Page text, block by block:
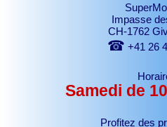
Impasse
CH-1762
☎ +41 26
Samedi de
Profitez des